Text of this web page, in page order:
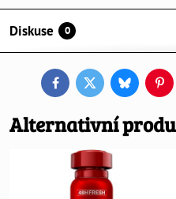
Diskuse 0
FacebookTwitterBluesky
Alternativní